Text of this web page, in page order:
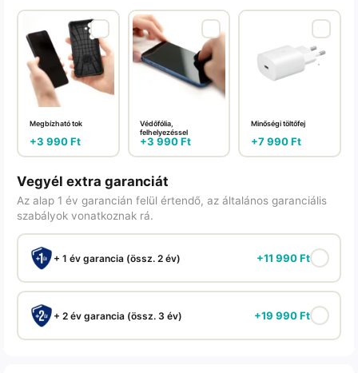
Megbízható tok
+3 990Ft
Védőfólia,
felhelyezéssel
+3 990Ft
Minőségi töltőfej
+7 990Ft
Vegyél extra garanciát
Az alap 1 év garancián felül értendő, az általános garanciális
szabályok vonatkoznak rá.
+ 1 év garancia (össz. 2 év) +11 990Ft
+ 2 év garancia (össz. 3 év) +19 990Ft